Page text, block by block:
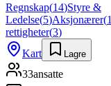
Regnskap(14)Styre &
Ledelse(5)Aksjonærer(1
rettigheter(3)
Kart
Lagre
33ansatte